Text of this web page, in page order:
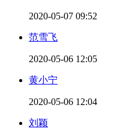
2020-05-07 09:52
范雪飞
2020-05-06 12:05
黄小宁
2020-05-06 12:04
刘颖